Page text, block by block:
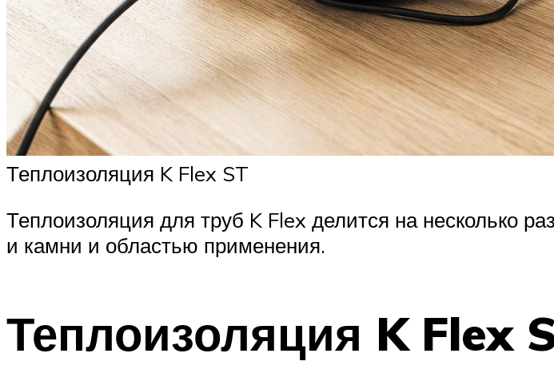
Теплоизоляция K Flex ST
Теплоизоляция для труб K Flex делится на несколько
и камни и областью применения.
Теплоизоляция K Flex